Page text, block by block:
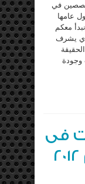
في
عامها
معكم
يشرف
وجودة
فى